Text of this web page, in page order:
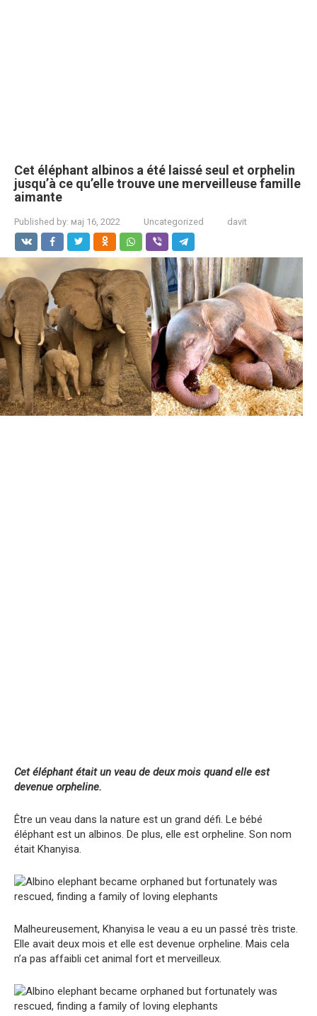
Cet éléphant albinos a été laissé seul et orphelin
jusqu’à ce qu’elle trouve une merveilleuse famille
aimante
Published by: мај 16, 2022 Uncategorized davit
Cet éléphant était un veau de deux mois quand elle est
devenue orpheline.
Être un veau dans la nature est un grand défi. Le bébé
éléphant est un albinos. De plus, elle est orpheline. Son nom
était Khanyisa.
Malheureusement, Khanyisa le veau a eu un passé très triste.
Elle avait deux mois et elle est devenue orpheline. Mais cela
n’a pas affaibli cet animal fort et merveilleux.